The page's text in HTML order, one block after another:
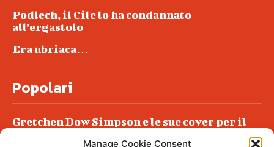
Manage Cookie Consent
Podlech, il Cile lo ha condannato
all’ergastolo
Era ubriaca…
Popolari
Gretchen Dow Simpson e le sue cover per il